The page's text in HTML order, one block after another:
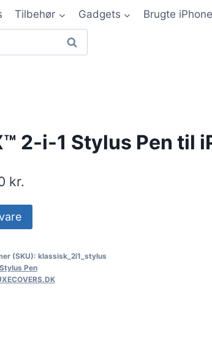
Tilbehør Gadgets Brugte
2-i-1 Stylus Pen til
kr.
(SKU): klassisk_2i1_stylus
Stylus Pen